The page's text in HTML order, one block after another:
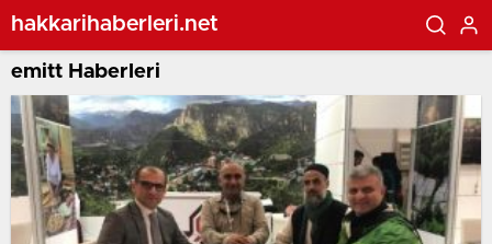
hakkarihaberleri.net
emitt Haberleri